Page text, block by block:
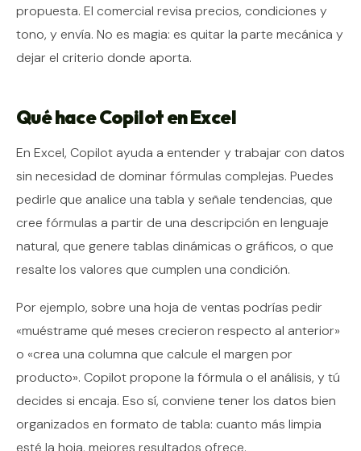
propuesta. El comercial revisa precios, condiciones y
tono, y envía. No es magia: es quitar la parte mecánica y
dejar el criterio donde aporta.
Qué hace Copilot en Excel
En Excel, Copilot ayuda a entender y trabajar con datos
sin necesidad de dominar fórmulas complejas. Puedes
pedirle que analice una tabla y señale tendencias, que
cree fórmulas a partir de una descripción en lenguaje
natural, que genere tablas dinámicas o gráficos, o que
resalte los valores que cumplen una condición.
Por ejemplo, sobre una hoja de ventas podrías pedir
«muéstrame qué meses crecieron respecto al anterior»
o «crea una columna que calcule el margen por
producto». Copilot propone la fórmula o el análisis, y tú
decides si encaja. Eso sí, conviene tener los datos bien
organizados en formato de tabla: cuanto más limpia
esté la hoja, mejores resultados ofrece.